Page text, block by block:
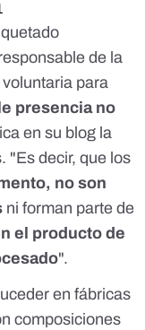
de la
para
presencia no
en su blog la
"Es decir, que los
no son
ni forman parte de
el producto de
".
en fábricas
composiciones